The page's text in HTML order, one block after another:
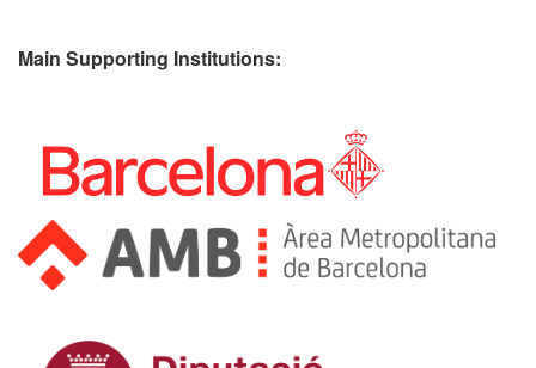
Main Supporting Institutions: